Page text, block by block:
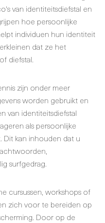
van identiteitsdiefstal en
hoe persoonlijke
individuen hun identiteit
dat ze het
diefstal.
zijn onder meer
worden gebruikt en
van identiteitsdiefstal
als persoonlijke
kan inhouden dat u
surfgedrag.
cursussen, workshops of
zich voor te bereiden op
Door op de